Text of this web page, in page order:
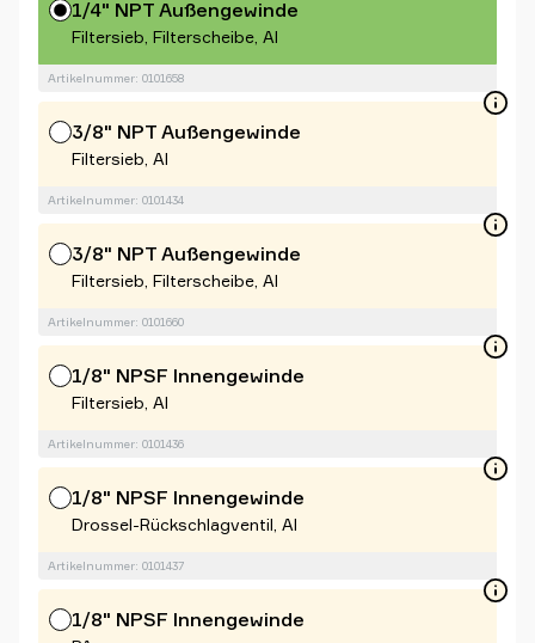
1/4" NPT Außengewinde
Filtersieb, Filterscheibe, Al
Artikelnummer: 0101658
3/8" NPT Außengewinde
Filtersieb, Al
Artikelnummer: 0101434
3/8" NPT Außengewinde
Filtersieb, Filterscheibe, Al
Artikelnummer: 0101660
1/8" NPSF Innengewinde
Filtersieb, Al
Artikelnummer: 0101436
1/8" NPSF Innengewinde
Drossel-Rückschlagventil, Al
Artikelnummer: 0101437
1/8" NPSF Innengewinde